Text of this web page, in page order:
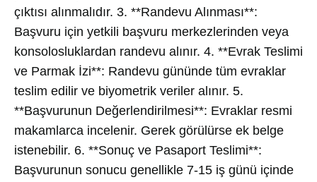
çıktısı alınmalıdır. 3. **Randevu Alınması**:
Başvuru için yetkili başvuru merkezlerinden veya
konsolosluklardan randevu alınır. 4. **Evrak Teslimi
ve Parmak İzi**: Randevu gününde tüm evraklar
teslim edilir ve biyometrik veriler alınır. 5.
**Başvurunun Değerlendirilmesi**: Evraklar resmi
makamlarca incelenir. Gerek görülürse ek belge
istenebilir. 6. **Sonuç ve Pasaport Teslimi**:
Başvurunun sonucu genellikle 7-15 iş günü içinde